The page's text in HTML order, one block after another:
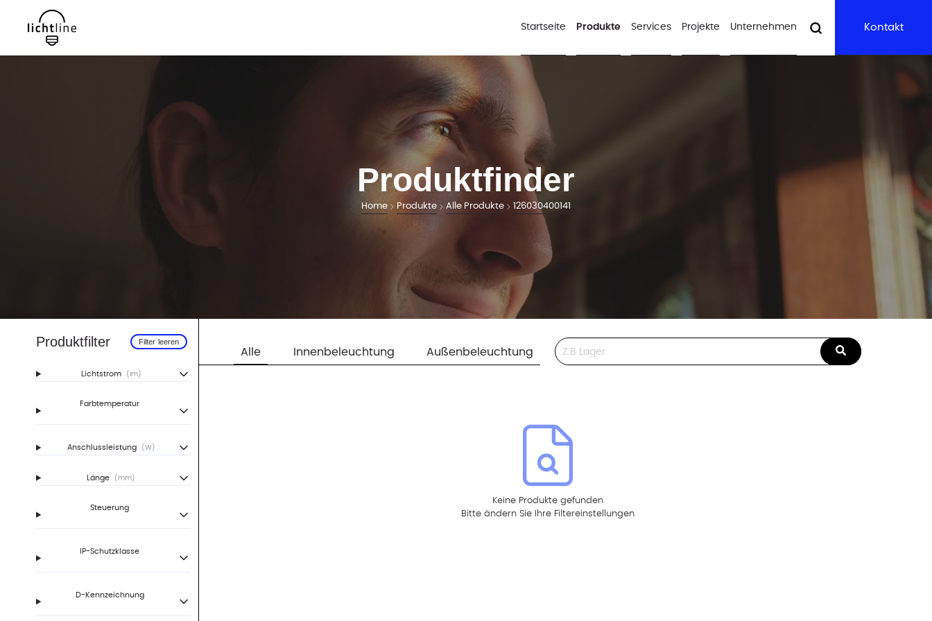
Startseite Produkte Services Projekte Unternehmen Kontakt
Produktfinder
Home Produkte Alle Produkte 126030400141
Produktfilter Filter leeren
Lichtstrom (lm)
Farbtemperatur
Anschlussleistung (W)
Länge (mm)
Steuerung
IP-Schutzklasse
D-Kennzeichnung
Alle Innenbeleuchtung Außenbeleuchtung
This is a search field with an auto-suggest feature attached.
Keine Produkte gefunden
Bitte ändern Sie Ihre Filtereinstellungen